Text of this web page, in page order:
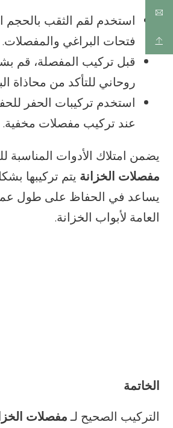
استخدم لقم الثقب
فتحات البراغي والمفصلات.
قبل تركيب المفصلة، قم
روحاني للتأكد من محاذاة
استخدم تركيبات الحفر
عند تركيب مفصلات مخفية.
يضمن امتلاك الأدوات المناسبة
مفصلات الخزانة يتم تركيبها
يساعد في الحفاظ على طول
العامة لأبواب الخزانة.
الخاتمة
التركيب الصحيح لـمفصلات